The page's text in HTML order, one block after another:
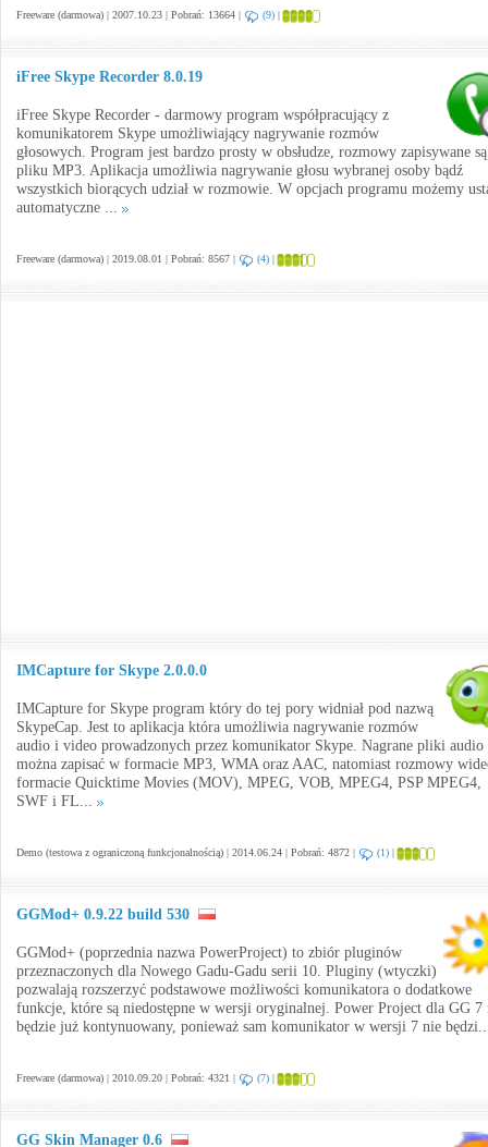
Freeware (darmowa) | 2007.10.23 | Pobrań: 13664 | (9) |
iFree Skype Recorder 8.0.19
iFree Skype Recorder - darmowy program współpracujący z
komunikatorem Skype umożliwiający nagrywanie rozmów
głosowych. Program jest bardzo prosty w obsłudze, rozmowy zapisywane
pliku MP3. Aplikacja umożliwia nagrywanie głosu wybranej osoby bądź
wszystkich biorących udział w rozmowie. W opcjach programu możemy
automatyczne ...
Freeware (darmowa) | 2019.08.01 | Pobrań: 8567 | (4) |
IMCapture for Skype 2.0.0.0
IMCapture for Skype program który do tej pory widniał pod nazwą
SkypeCap. Jest to aplikacja która umożliwia nagrywanie rozmów
audio i video prowadzonych przez komunikator Skype. Nagrane pliki audio
można zapisać w formacie MP3, WMA oraz AAC, natomiast rozmowy
formacie Quicktime Movies (MOV), MPEG, VOB, MPEG4, PSP MPEG4,
SWF i FL...
Demo (testowa z ograniczoną funkcjonalnością) | 2014.06.24 | Pobrań: 4872 | (1) |
GGMod+ 0.9.22 build 530
GGMod+ (poprzednia nazwa PowerProject) to zbiór pluginów
przeznaczonych dla Nowego Gadu-Gadu serii 10. Pluginy (wtyczki)
pozwalają rozszerzyć podstawowe możliwości komunikatora o dodatkowe
funkcje, które są niedostępne w wersji oryginalnej. Power Project dla GG 7
będzie już kontynuowany, ponieważ sam komunikator w wersji 7 nie
Freeware (darmowa) | 2010.09.20 | Pobrań: 4321 | (7) |
GG Skin Manager 0.6